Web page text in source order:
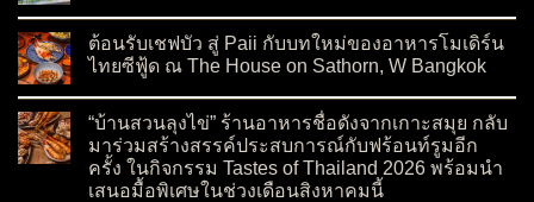
ต้อนรับเชฟบัว สู่ Paii กับบทใหม่ของอาหารโมเดิร์น
ไทยซีฟู้ด ณ The House on Sathorn, W Bangkok
“บ้านสวนลุงไข่” ร้านอาหารชื่อดังจากเกาะสมุย กลับ
มาร่วมสร้างสรรค์ประสบการณ์กับฟร้อนท์รูมอีก
ครั้ง ในกิจกรรม Tastes of Thailand 2026 พร้อมนำ
เสนอมื้อพิเศษในช่วงเดือนสิงหาคมนี้